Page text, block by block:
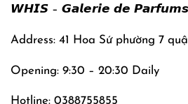
𝙒𝙃𝙄𝙎 – 𝙂𝙖𝙡𝙚𝙧𝙞𝙚 𝙙𝙚 𝙋𝙖𝙧𝙛𝙪𝙢𝙨
Address: 41 Hoa Sứ phường 7
Opening: 9:30 – 20:30 Daily
Hotline: 0388755855